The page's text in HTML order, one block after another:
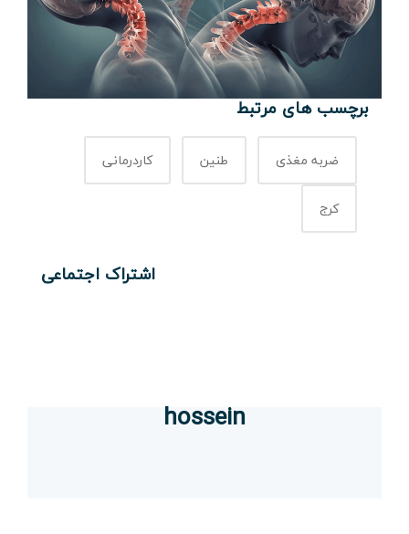
برچسب های مرتبط
ضربه مغذی طنین کاردرمانی
کرج
اشتراک اجتماعی
hossein